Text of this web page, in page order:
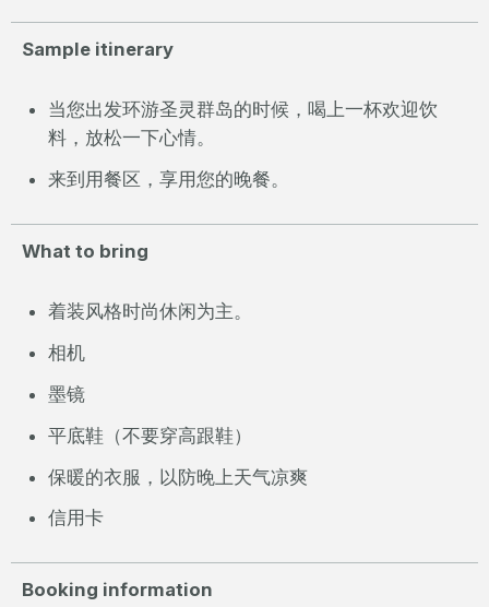
Sample itinerary
当您出发环游圣灵群岛的时候，喝上一杯欢迎饮
料，放松一下心情。
来到用餐区，享用您的晚餐。
What to bring
着装风格时尚休闲为主。
相机
墨镜
平底鞋（不要穿高跟鞋）
保暖的衣服，以防晚上天气凉爽
信用卡
Booking information